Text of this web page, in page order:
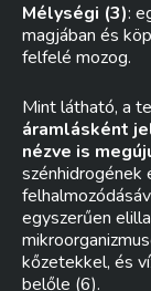
Mélységi (3):
magjában és
felfelé mozog.
Mint látható, a
áramlásként
nézve is
egyszerűen
kőzetekkel, és
belőle (6).